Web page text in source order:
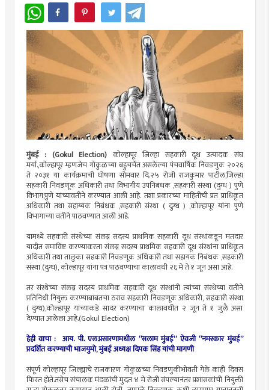
WhatsApp
मुंबई : (Gokul Election) कोल्हापूर जिल्हा सहकारी दूध उत्पादक संघ
मर्या.,कोल्हापूर म्हणजेच गोकुळच्या बहुचर्चेत असलेल्या पंचवार्षिक निवडणुक २०२६
ते २०३१ या कार्यक्रमाची घोषणा सोमवार दि.२५ रोजी राजकुमार पाटील,जिल्हा
सहकारी निवडणूक अधिकारी तथा विभागीय उपनिबंधक ,सहकारी संस्था (दुग्ध ) पुणे
विभाग,पुणे यांच्यावतीने करण्यात आली आहे. तशा प्रकारच्या माहितीची प्रत प्राधिकृत
अधिकारी तथा सहाय्यक निबंधक ,सहकारी संस्था ( दुग्ध ) ,कोल्हापूर यांना पुणे
विभागाच्या वतीने पाठवण्यात आली आहे.
यामध्ये सहकारी संस्थेच्या संलग्न सदस्य प्राथमिक सहकारी दूध संस्थांकडून मतदार
यादीत समाविष्ट करण्याकरता संलग्न सदस्य प्राथमिक सहकारी दूध संस्थांना प्राधिकृत
अधिकारी तथा तालुका सहकारी निवडणूक अधिकारी तथा सहायक निबंधक ,सहकारी
संस्था (दुग्ध), कोल्हापूर यांना पत्र पाठवण्याचा कालावधी २६ मे ते १ जून असा आहे.
तर संस्थेच्या संलग्न सदस्य प्राथमिक सहकारी दूध संस्थांनी त्यांच्या संस्थेच्या वतीने
प्रतिनिधी नियुक्त करण्याबाबतचा ठराव सहकारी निवडणूक अधिकारी, सहकारी संस्था
( दुग्ध),कोल्हापूर यांच्याकडे सादर करण्याचा कालावधीत २ जून ते १ जुलै असा
देण्यात आलेला आहे.(Gokul Election)
हेही वाचा :आय. पी. एल.प्रसारणामधील “सलाम मुंबई” ऐवजी “नमस्कार मुंबई”
प्रदर्शित करण्याची भाजयुमो, मुंबई अध्यक्ष दिपक सिंह यांची मागणी
संपूर्ण कोल्हापूर जिल्ह्याचे राजकारण गोकुळच्या निवडणुकीभोवती गेले काही दिवस
फिरत होते.तसेच संचालक मंडळांची मुदत ४ मे रोजी संपल्यानंतर प्रशासकांची नियुक्ती